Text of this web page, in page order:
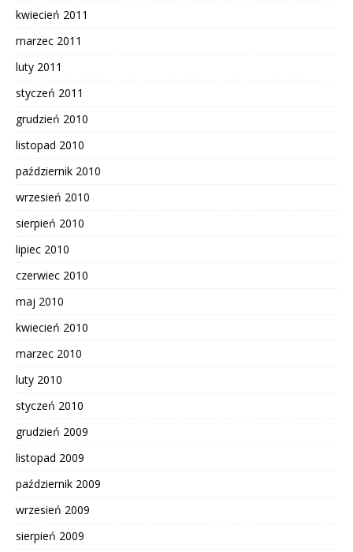
kwiecień 2011
marzec 2011
luty 2011
styczeń 2011
grudzień 2010
listopad 2010
październik 2010
wrzesień 2010
sierpień 2010
lipiec 2010
czerwiec 2010
maj 2010
kwiecień 2010
marzec 2010
luty 2010
styczeń 2010
grudzień 2009
listopad 2009
październik 2009
wrzesień 2009
sierpień 2009